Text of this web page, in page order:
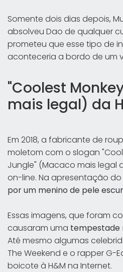
Somente dois dias depois,
absolveu Dao de qualquer
prometeu que esse tipo de
aconteceria a bordo de um
"Coolest
mais legal) da
Em 2018, a fabricante de
moletom com o slogan
Jungle" (Macaco mais legal
on-line. Na apresentação
por um menino de pele
Essas imagens, que foram
causaram uma tempestade
Até mesmo algumas
The Weekend e o rapper G-
boicote à H&M na Internet.